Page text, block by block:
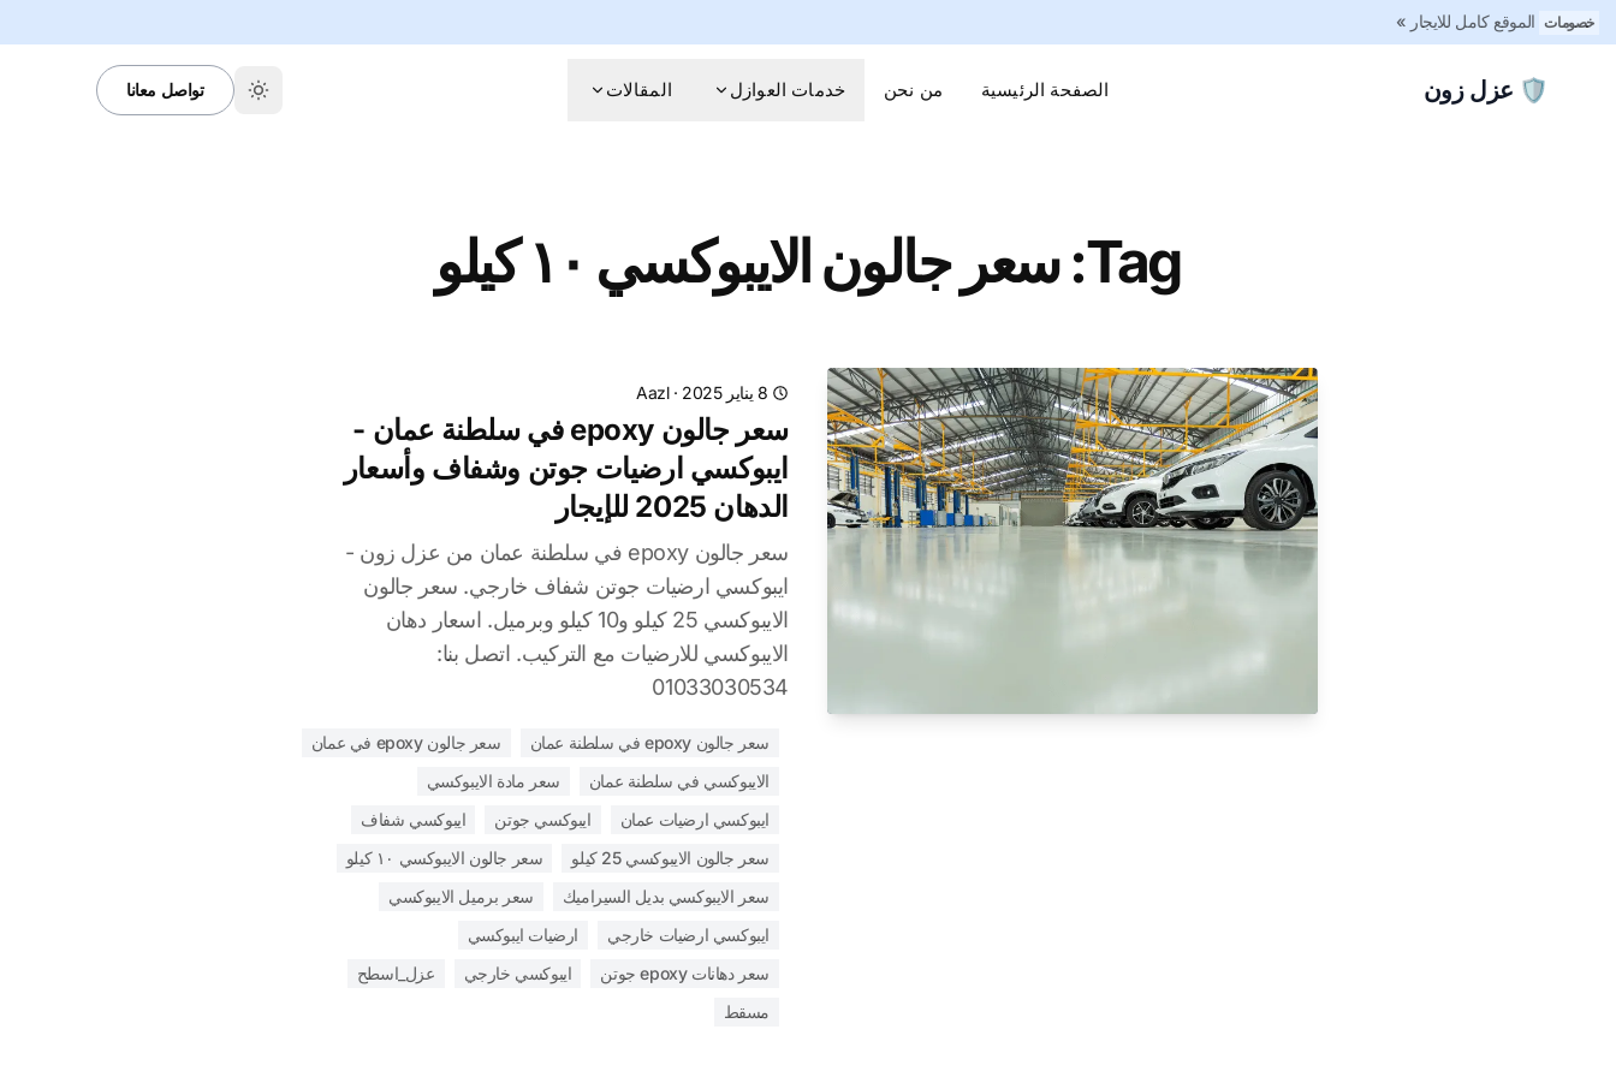
خصومات الموقع كامل للايجار »
🛡️ عزل زون الصفحة الرئيسية من نحن خدمات العوازل المقالات تواصل معانا
Tag: سعر جالون الايبوكسي ١٠ كيلو
8 يناير 2025 ·
Aazl
سعر جالون epoxy في سلطنة عمان -
ايبوكسي ارضيات جوتن وشفاف وأسعار
الدهان 2025 للإيجار
سعر جالون epoxy في سلطنة عمان من عزل زون -
ايبوكسي ارضيات جوتن شفاف خارجي. سعر جالون
الايبوكسي 25 كيلو و10 كيلو وبرميل. اسعار دهان
الايبوكسي للارضيات مع التركيب. اتصل بنا:
01033030534
سعر جالون epoxy في سلطنة عمان
سعر جالون epoxy في عمان
الايبوكسي في سلطنة عمان
سعر مادة الايبوكسي
ايبوكسي ارضيات عمان
ايبوكسي جوتن
ايبوكسي شفاف
سعر جالون الايبوكسي 25 كيلو
سعر جالون الايبوكسي ١٠ كيلو
سعر الايبوكسي بديل السيراميك
سعر برميل الايبوكسي
ايبوكسي ارضيات خارجي
ارضيات ايبوكسي
سعر دهانات epoxy جوتن
ايبوكسي خارجي
عزل_اسطح
مسقط